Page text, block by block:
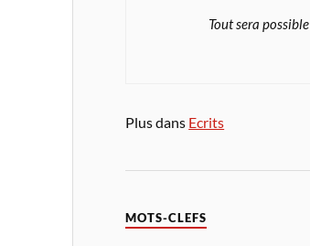
Tout sera possible
Plus dans Ecrits
MOTS-CLEFS